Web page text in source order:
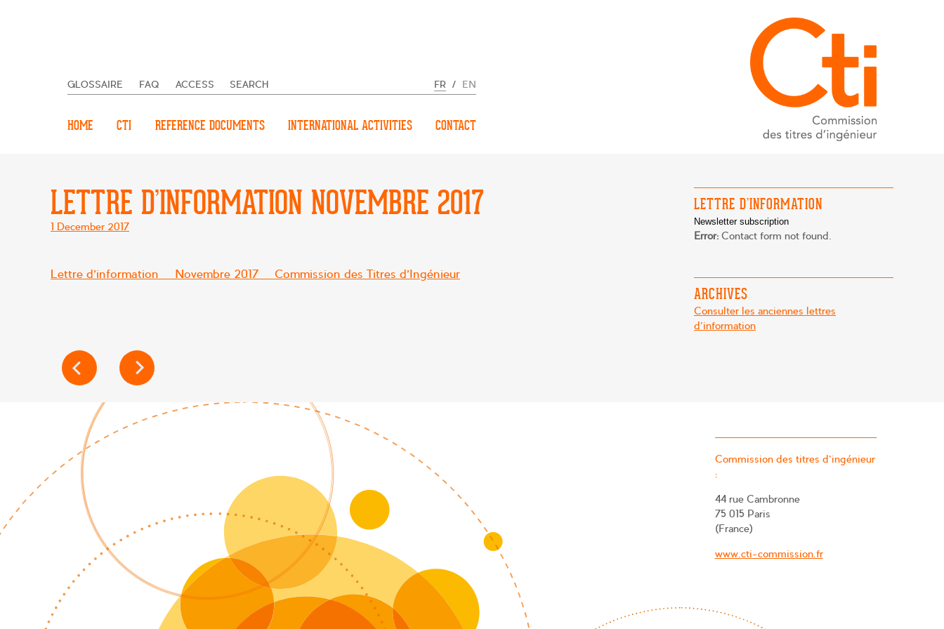
GLOSSAIRE FAQ ACCESS SEARCH FR / EN
HOME CTI REFERENCE DOCUMENTS INTERNATIONAL ACTIVITIES CONTACT
LETTRE D’INFORMATION NOVEMBRE 2017
Posted
1 December 2017
Lettre d’information – Novembre 2017 – Commission des Titres d’Ingénieur
POST
NAVIGATION
LETTRE D’INFORMATION
Newsletter subscription
Error: Contact form not found.
ARCHIVES
Consulter les anciennes lettres
d'information
Commission des titres d’ingénieur
:
44 rue Cambronne
75 015 Paris
(France)
www.cti-commission.fr